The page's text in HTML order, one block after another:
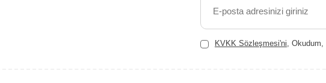
KVKK Sözleşmesi'ni ,